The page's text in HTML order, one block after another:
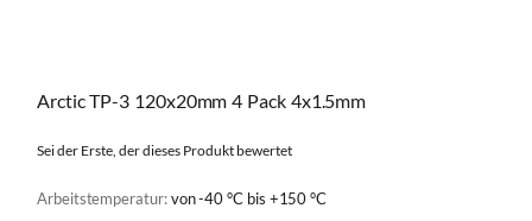
Arctic TP-3 120x20mm 4 Pack 4x1.5mm
Sei der Erste, der dieses Produkt bewertet
Arbeitstemperatur:von -40 °C bis +150 °C